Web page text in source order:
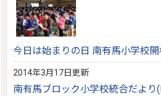
今日は始まりの日 南有馬小学校開
2014年3月17日更新
南有馬ブロック小学校統合だより